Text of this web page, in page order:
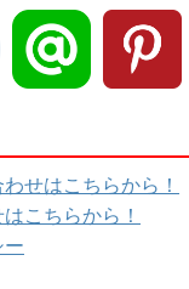
せはこちらから！
こちらから！